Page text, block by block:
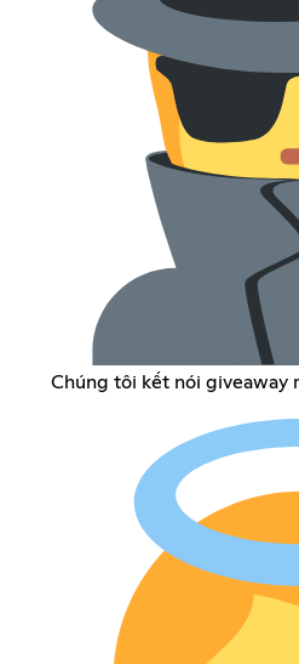
Chúng tôi kết nói giveaway